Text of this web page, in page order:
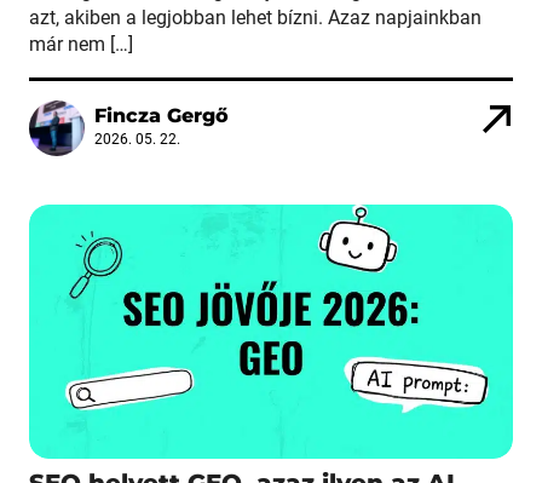
azt, akiben a legjobban lehet bízni. Azaz napjainkban
már nem […]
Fincza Gergő
2026. 05. 22.